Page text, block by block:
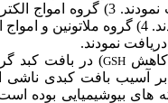
نمودند.
کاهشGSH
تاییدی بر آسیب بافت
های بیوشیمیایی بوده